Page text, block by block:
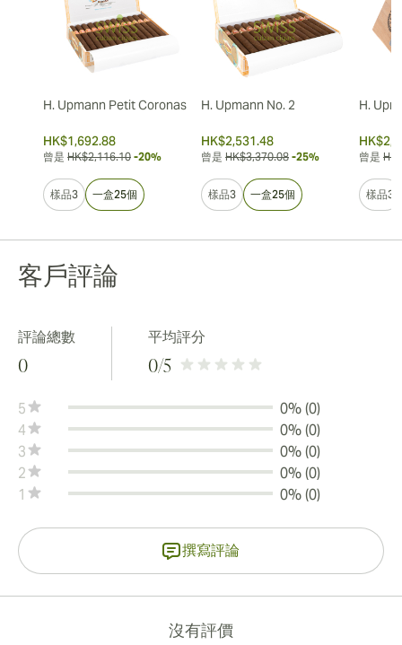
H. Upmann Petit Coronas
HK$1,692.88
曾是 HK$2,116.10 -20%
樣品3 一盒25個
H. Upmann No. 2
HK$2,531.48
曾是 HK$3,370.08 -25%
樣品3 一盒25個
H.
曾是
樣品3
客戶評論
評論總數
0
平均評分
0/5
5
0% (0)
4
0% (0)
3
0% (0)
2
0% (0)
1
0% (0)
撰寫評論
沒有評價